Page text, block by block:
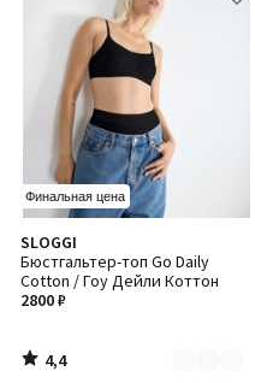
Финальная цена
SLOGGI
Бюстгальтер-топ Go Daily
Cotton / Гоу Дейли Коттон
2800 ₽
4,4
/ 5
Количество
цветов:
3
4,4
/